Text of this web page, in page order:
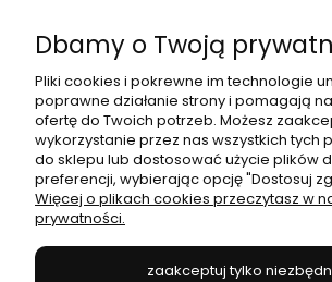
Moje konto
Płatności i dostawa
Informacje
Dbamy o Twoją
Pliki cookies i pokrewne im technologie
poprawne działanie strony i pomagają
ofertę do Twoich potrzeb. Możesz
wykorzystanie przez nas wszystkich tych
do sklepu lub dostosować użycie plików
preferencji, wybierając opcję "Dostosuj
Więcej o plikach cookies przeczytasz w
prywatności.
zaakceptuj tylko